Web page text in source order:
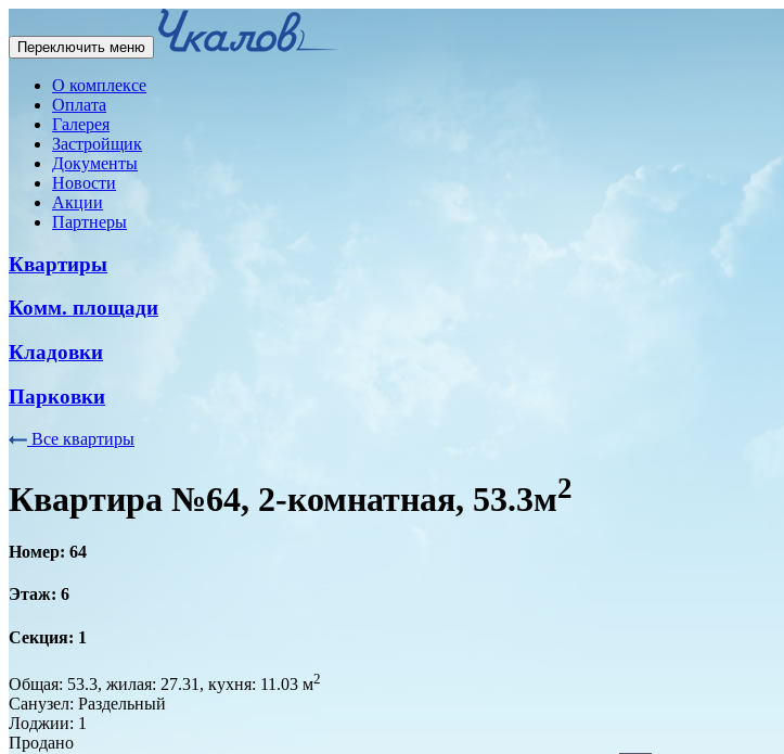
Переключить меню
О комплексе
Оплата
Галерея
Застройщик
Документы
Новости
Акции
Партнеры
Квартиры
Комм. площади
Кладовки
Парковки
Все квартиры
Квартира №64, 2-комнатная, 53.3м2
Номер: 64
Этаж: 6
Секция: 1
Общая: 53.3, жилая: 27.31, кухня: 11.03 м2
Санузел: Раздельный
Лоджии: 1
Продано